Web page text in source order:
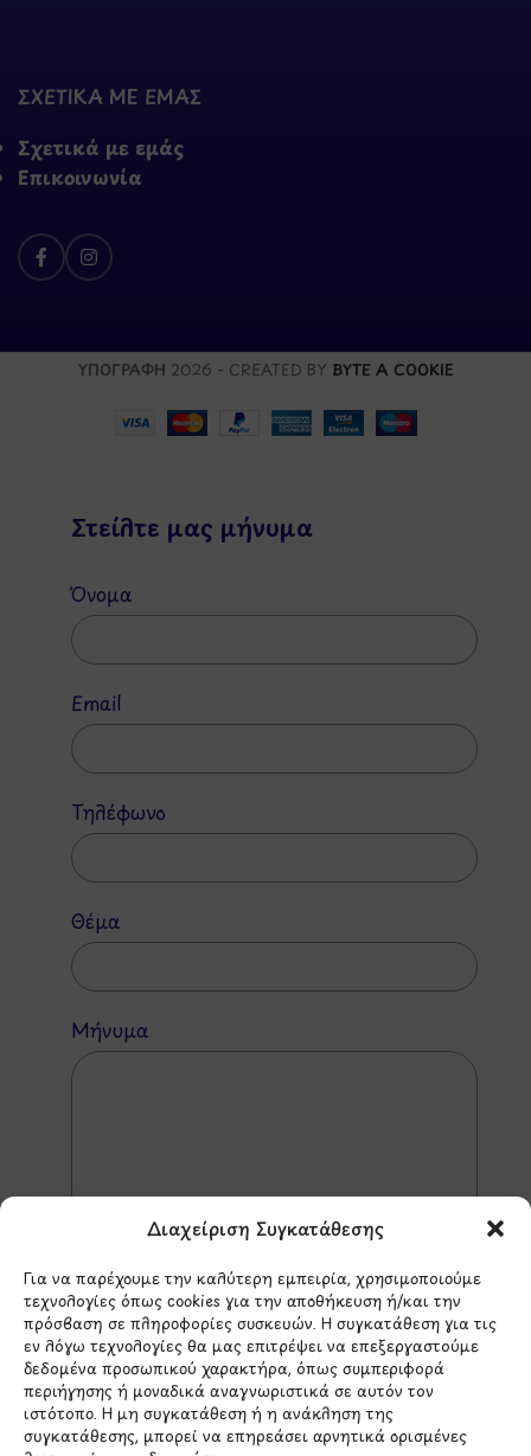
Διαχείριση Συγκατάθεσης
Για να παρέχουμε την καλύτερη εμπειρία, χρησιμοποιούμε
τεχνολογίες όπως cookies για την αποθήκευση ή/και την
πρόσβαση σε πληροφορίες συσκευών. Η συγκατάθεση για τις
εν λόγω τεχνολογίες θα μας επιτρέψει να επεξεργαστούμε
δεδομένα προσωπικού χαρακτήρα, όπως συμπεριφορά
περιήγησης ή μοναδικά αναγνωριστικά σε αυτόν τον
ιστότοπο. Η μη συγκατάθεση ή η ανάκληση της
συγκατάθεσης, μπορεί να επηρεάσει αρνητικά ορισμένες
ΣΧΕΤΙΚΑ ΜΕ ΕΜΑΣ
Σχετικά με εμάς
Επικοινωνία
ΥΠΟΓΡΑΦΗ 2026 - CREATED BY BYTE A COOKIE
Στείλτε μας μήνυμα
Όνομα
Email
Τηλέφωνο
Θέμα
Μήνυμα
*Αυτός ο ιστότοπος προστατεύεται από το σύστημα
reCAPTCHA και ισχύουν ηΠολιτική Απορρήτου και οι
Όροι Παροχής Υπηρεσιώντης Google.